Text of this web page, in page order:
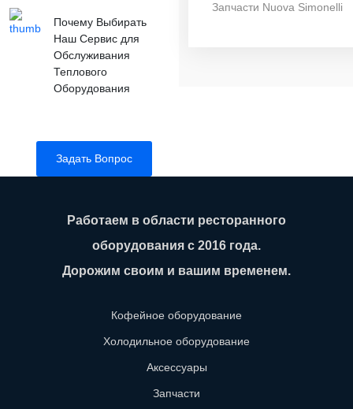
Почему Выбирать
Наш Сервис для
Обслуживания
Теплового
Оборудования
Задать Вопрос
Запчасти Nuova Simonelli
Работаем в области ресторанного
оборудования с 2016 года.
Дорожим своим и вашим временем.
Кофейное оборудование
Холодильное оборудование
Аксессуары
Запчасти